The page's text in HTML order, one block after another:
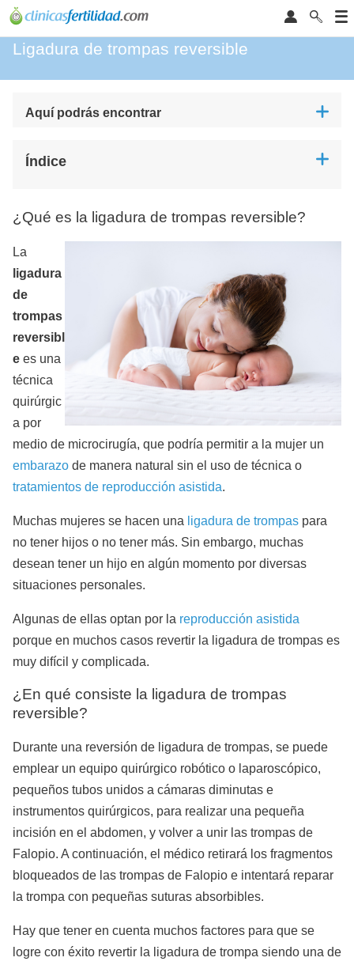
Ligadura de trompas reversible
Aquí podrás encontrar
Índice
¿Qué es la ligadura de trompas reversible?
La
ligadura
de
trompas
reversibl
e es una
técnica
quirúrgic
a por
medio de microcirugía, que podría permitir a la mujer un
embarazo de manera natural sin el uso de técnica o
tratamientos de reproducción asistida.
Muchas mujeres se hacen una ligadura de trompas para
no tener hijos o no tener más. Sin embargo, muchas
desean tener un hijo en algún momento por diversas
situaciones personales.
Algunas de ellas optan por la reproducción asistida
porque en muchos casos revertir la ligadura de trompas es
muy difícil y complicada.
¿En qué consiste la ligadura de trompas
reversible?
Durante una reversión de ligadura de trompas, se puede
emplear un equipo quirúrgico robótico o laparoscópico,
pequeños tubos unidos a cámaras diminutas e
instrumentos quirúrgicos, para realizar una pequeña
incisión en el abdomen, y volver a unir las trompas de
Falopio. A continuación, el médico retirará los fragmentos
bloqueados de las trompas de Falopio e intentará reparar
la trompa con pequeñas suturas absorbibles.
Hay que tener en cuenta muchos factores para que se
logre con éxito revertir la ligadura de trompa siendo una de